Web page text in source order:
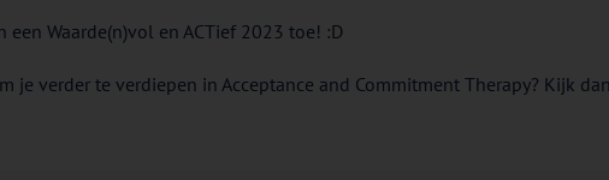
Waarde(n)vol en ACTief 2023 toe! :D
je verder te verdiepen in Acceptance and Commitment Therapy? Kijk dan